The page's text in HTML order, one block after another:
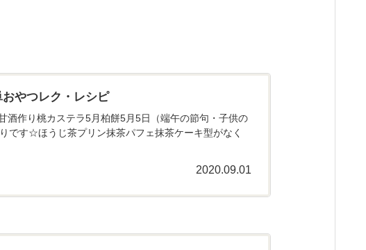
やつレク・レシピ
作り桃カステラ5月柏餅5月5日（端午の節句・子供の
です☆ほうじ茶プリン抹茶パフェ抹茶ケーキ型がなく
2020.09.01